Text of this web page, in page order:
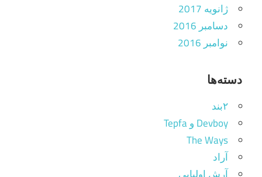
ژانویه 2017
دسامبر 2016
نوامبر 2016
دسته‌ها
۲بند
Devboy و Tepfa
The Ways
آراد